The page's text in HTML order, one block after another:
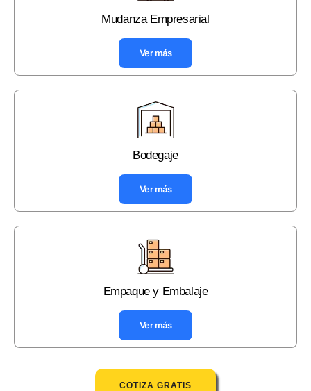
Mudanza Empresarial
Ver más
Bodegaje
Ver más
Empaque y Embalaje
Ver más
COTIZA GRATIS